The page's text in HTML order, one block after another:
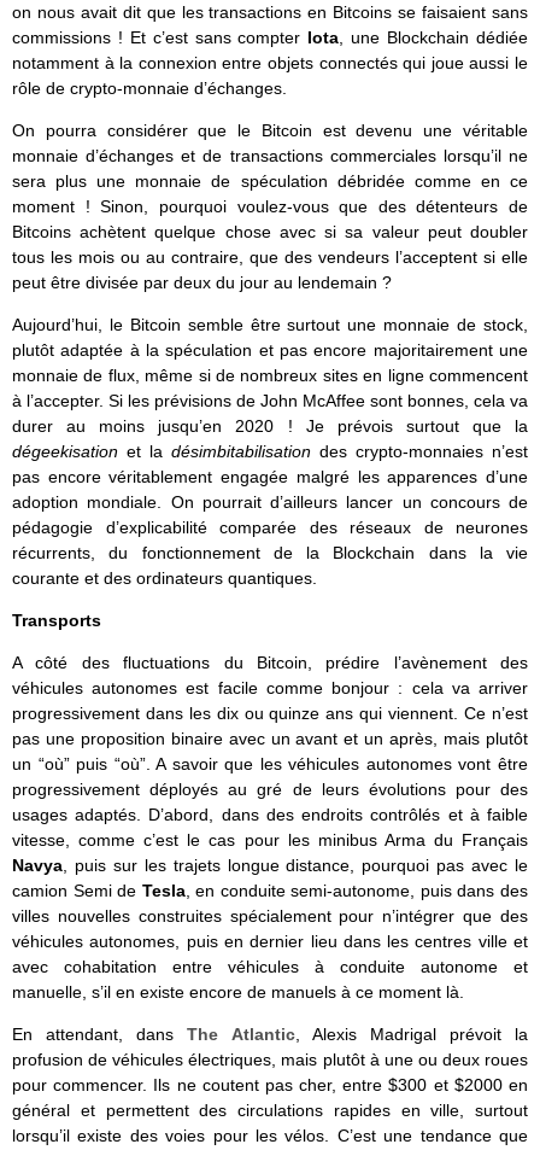
on nous avait dit que les transactions en Bitcoins se faisaient sans
commissions ! Et c’est sans compter Iota , une Blockchain dédiée
notamment à la connexion entre objets connectés qui joue aussi le
rôle de crypto-monnaie d’échanges.
On pourra considérer que le Bitcoin est devenu une véritable
monnaie d’échanges et de transactions commerciales lorsqu’il ne
sera plus une monnaie de spéculation débridée comme en ce
moment ! Sinon, pourquoi voulez-vous que des détenteurs de
Bitcoins achètent quelque chose avec si sa valeur peut doubler
tous les mois ou au contraire, que des vendeurs l’acceptent si elle
peut être divisée par deux du jour au lendemain ?
Aujourd’hui, le Bitcoin semble être surtout une monnaie de stock,
plutôt adaptée à la spéculation et pas encore majoritairement une
monnaie de flux, même si de nombreux sites en ligne commencent
à l’accepter. Si les prévisions de John McAffee sont bonnes, cela va
durer au moins jusqu’en 2020 ! Je prévois surtout que la
dégeekisation et la désimbitabilisation des crypto-monnaies n’est
pas encore véritablement engagée malgré les apparences d’une
adoption mondiale. On pourrait d’ailleurs lancer un concours de
pédagogie d’explicabilité comparée des réseaux de neurones
récurrents, du fonctionnement de la Blockchain dans la vie
courante et des ordinateurs quantiques.
Transports
A côté des fluctuations du Bitcoin, prédire l’avènement des
véhicules autonomes est facile comme bonjour : cela va arriver
progressivement dans les dix ou quinze ans qui viennent. Ce n’est
pas une proposition binaire avec un avant et un après, mais plutôt
un “où” puis “où”. A savoir que les véhicules autonomes vont être
progressivement déployés au gré de leurs évolutions pour des
usages adaptés. D’abord, dans des endroits contrôlés et à faible
vitesse, comme c’est le cas pour les minibus Arma du Français
Navya, puis sur les trajets longue distance, pourquoi pas avec le
camion Semi de Tesla, en conduite semi-autonome, puis dans des
villes nouvelles construites spécialement pour n’intégrer que des
véhicules autonomes, puis en dernier lieu dans les centres ville et
avec cohabitation entre véhicules à conduite autonome et
manuelle, s’il en existe encore de manuels à ce moment là.
En attendant, dansThe Atlantic, Alexis Madrigal prévoit la
profusion de véhicules électriques, mais plutôt à une ou deux roues
pour commencer. Ils ne coutent pas cher, entre $300 et $2000 en
général et permettent des circulations rapides en ville, surtout
lorsqu’il existe des voies pour les vélos. C’est une tendance que